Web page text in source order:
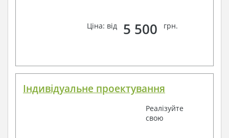
Завжди раді Вам допомогти!
Ціна: від 5 500 грн.
Індивідуальне проектування
Реалізуйте
свою